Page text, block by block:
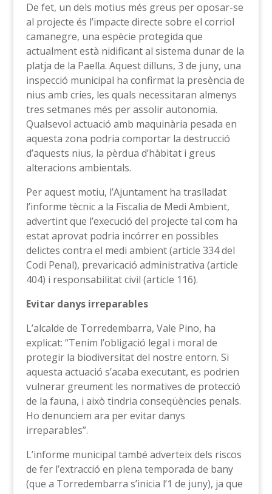
De fet, un dels motius més greus per oposar-se
al projecte és l’impacte directe sobre el corriol
camanegre, una espècie protegida que
actualment està nidificant al sistema dunar de la
platja de la Paella. Aquest dilluns, 3 de juny, una
inspecció municipal ha confirmat la presència de
nius amb cries, les quals necessitaran almenys
tres setmanes més per assolir autonomia.
Qualsevol actuació amb maquinària pesada en
aquesta zona podria comportar la destrucció
d’aquests nius, la pèrdua d’hàbitat i greus
alteracions ambientals.
Per aquest motiu, l’Ajuntament ha traslladat
l’informe tècnic a la Fiscalia de Medi Ambient,
advertint que l’execució del projecte tal com ha
estat aprovat podria incórrer en possibles
delictes contra el medi ambient (article 334 del
Codi Penal), prevaricació administrativa (article
404) i responsabilitat civil (article 116).
Evitar danys irreparables
L’alcalde de Torredembarra, Vale Pino, ha
explicat: “Tenim l’obligació legal i moral de
protegir la biodiversitat del nostre entorn. Si
aquesta actuació s’acaba executant, es podrien
vulnerar greument les normatives de protecció
de la fauna, i això tindria conseqüències penals.
Ho denunciem ara per evitar danys
irreparables”.
L’informe municipal també adverteix dels riscos
de fer l’extracció en plena temporada de bany
(que a Torredembarra s’inicia l’1 de juny), ja que